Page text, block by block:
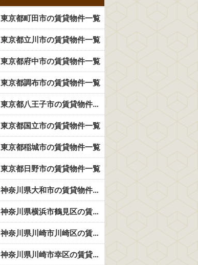
東京都町田市の賃貸物件一覧
東京都立川市の賃貸物件一覧
東京都府中市の賃貸物件一覧
東京都調布市の賃貸物件一覧
東京都八王子市の賃貸物件一覧
東京都国立市の賃貸物件一覧
東京都稲城市の賃貸物件一覧
東京都日野市の賃貸物件一覧
神奈川県大和市の賃貸物件一覧
神奈川県横浜市鶴見区の賃貸物件一覧
神奈川県川崎市川崎区の賃貸物件一覧
神奈川県川崎市幸区の賃貸物件一覧